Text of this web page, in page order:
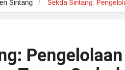
Sintang Sekda Sintang: